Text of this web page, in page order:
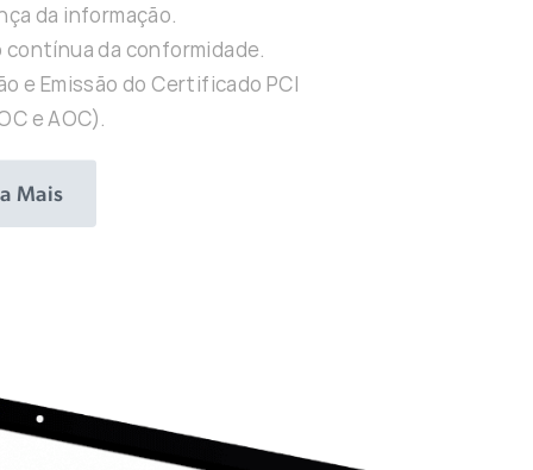
da informação.
da conformidade.
e Emissão do Certificado PCI
e AOC).
Mais